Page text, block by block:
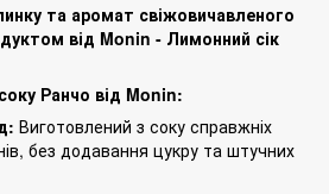
та аромат свіжовичавленого
від Monin - Лимонний сік
Ранчо від Monin:
Виготовлений з соку справжніх
без додавання цукру та штучних